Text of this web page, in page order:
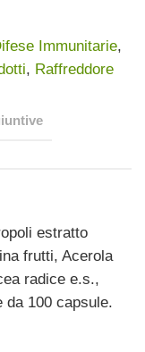
Immunitarie,
, Raffreddore
estratto
frutti, Acerola
radice e.s.,
da 100 capsule.